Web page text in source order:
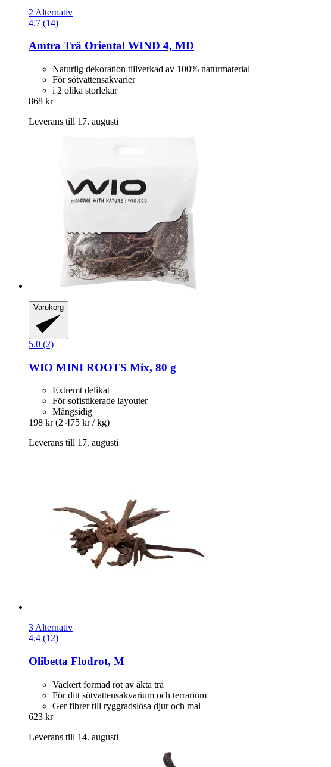
2 Alternativ
4.7 (14)
Amtra Trä Oriental WIND 4, MD
Naturlig dekoration tillverkad av 100% naturmaterial
För sötvattensakvarier
i 2 olika storlekar
868 kr
Leverans till 17. augusti
Varukorg
5.0 (2)
WIO MINI ROOTS Mix, 80 g
Extremt delikat
För sofistikerade layouter
Mångsidig
198 kr (2 475 kr / kg)
Leverans till 17. augusti
3 Alternativ
4.4 (12)
Olibetta Flodrot, M
Vackert formad rot av äkta trä
För ditt sötvattensakvarium och terrarium
Ger fibrer till ryggradslösa djur och mal
623 kr
Leverans till 14. augusti